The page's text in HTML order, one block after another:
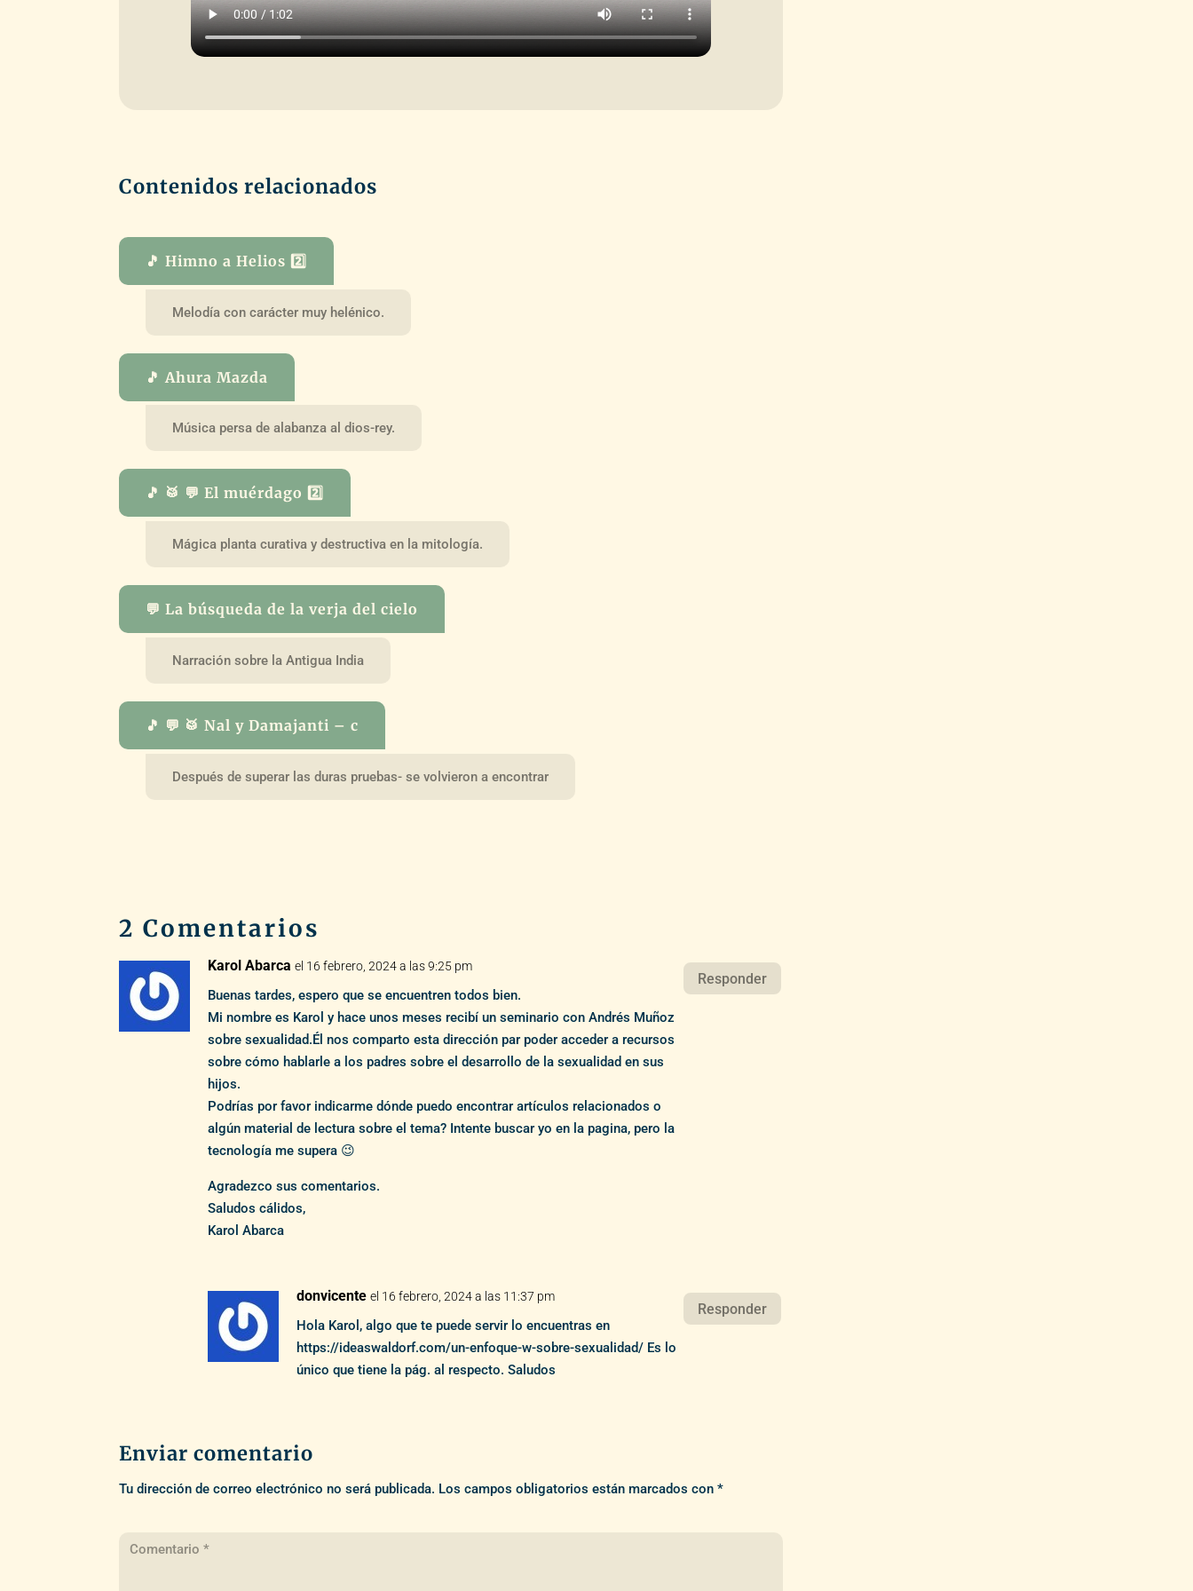
Contenidos relacionados
🎵 Himno a Helios 2️⃣
Melodía con carácter muy helénico.
🎵 Ahura Mazda
Música persa de alabanza al dios-rey.
🎵 🥁 💬 El muérdago 2️⃣
Mágica planta curativa y destructiva en la mitología.
💬 La búsqueda de la verja del cielo
Narración sobre la Antigua India
🎵 💬 🥁 Nal y Damajanti – c
Después de superar las duras pruebas- se volvieron a encontrar
2 Comentarios
Karol Abarca el 16 febrero, 2024 a las 9:25 pm
Buenas tardes, espero que se encuentren todos bien.
Mi nombre es Karol y hace unos meses recibí un seminario con Andrés Muñoz
sobre sexualidad.Él nos comparto esta dirección par poder acceder a recursos
sobre cómo hablarle a los padres sobre el desarrollo de la sexualidad en sus
hijos.
Podrías por favor indicarme dónde puedo encontrar artículos relacionados o
algún material de lectura sobre el tema? Intente buscar yo en la pagina, pero la
tecnología me supera 😉
Agradezco sus comentarios.
Saludos cálidos,
Karol Abarca
Responder
donvicente el 16 febrero, 2024 a las 11:37 pm
Hola Karol, algo que te puede servir lo encuentras en
https://ideaswaldorf.com/un-enfoque-w-sobre-sexualidad/ Es lo
único que tiene la pág. al respecto. Saludos
Responder
Enviar comentario
Tu dirección de correo electrónico no será publicada. Los campos obligatorios están marcados con*